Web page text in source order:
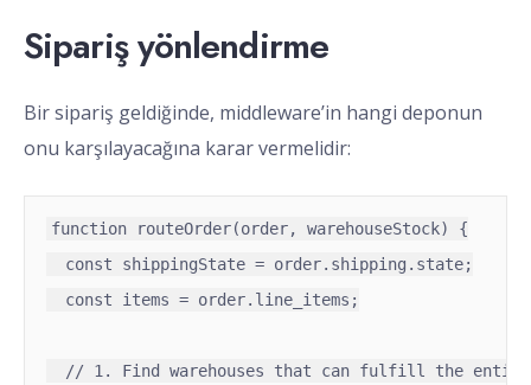
Sipariş yönlendirme
Bir sipariş geldiğinde, middleware’in hangi deponun
onu karşılayacağına karar vermelidir:
function routeOrder(order, warehouseStock) {
  const shippingState = order.shipping.state;
  const items = order.line_items;
// 1. Find warehouses that can fulfill the